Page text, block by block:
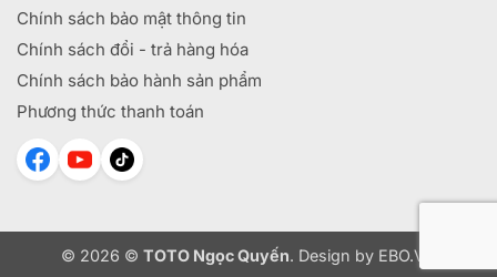
Chính sách bảo mật thông tin
Chính sách đổi - trả hàng hóa
Chính sách bảo hành sản phẩm
Phương thức thanh toán
© 2026 © TOTO Ngọc Quyến. Design by EBO.VN